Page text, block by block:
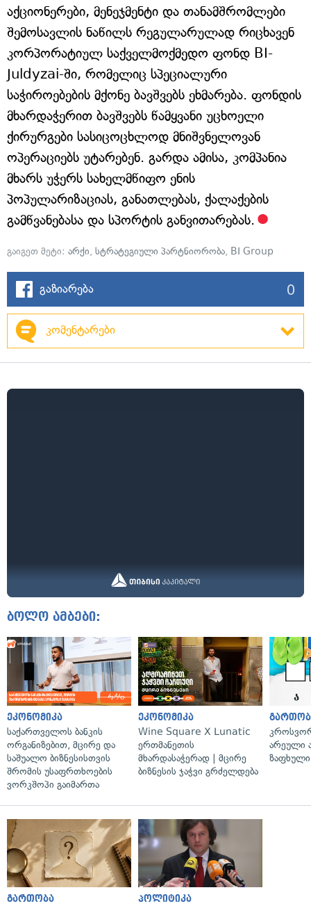
აქციონერები, მენეჯმენტი და თანამშრომლები
შემოსავლის ნაწილს რეგულარულად რიცხავენ
კორპორატიულ საქველმოქმედო ფონდ BI-
Juldyzai-ში, რომელიც სპეციალური
საჭიროებების მქონე ბავშვებს ეხმარება. ფონდის
მხარდაჭერით ბავშვებს წამყვანი უცხოელი
ქირურგები სასიცოცხლოდ მნიშვნელოვან
ოპერაციებს უტარებენ. გარდა ამისა, კომპანია
მხარს უჭერს სახელმწიფო ენის
პოპულარიზაციას, განათლებას, ქალაქების
გამწვანებასა და სპორტის განვითარებას.
გაიგეთ მეტი: არქი, სტრატეგიული პარტნიორობა, BI Group
გაზიარება 0
კომენტარები
ბოლო ამბები:
ეკონომიკა
საქართველოს ბანკის
ორგანიზებით, მცირე და
საშუალო ბიზნესისთვის
შრომის უსაფრთხოების
ვორკშოპი გაიმართა
ეკონომიკა
Wine Square X Lunatic
ერთმანეთის
მხარდასაჭერად | მცირე
ბიზნესის ჯაჭვი გრძელდება
არეული
გართობა პოლიტიკა